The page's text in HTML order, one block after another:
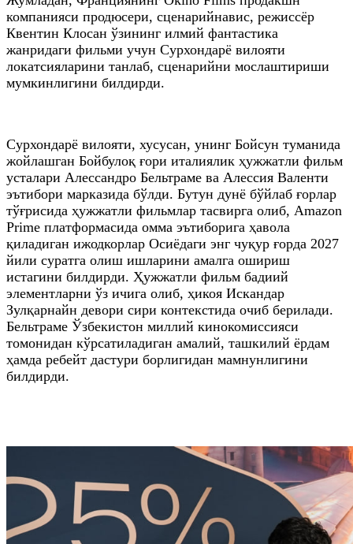
компанияси продюсери, сценарийнавис, режиссёр
Квентин Клосан ўзининг илмий фантастика
жанридаги фильми учун Сурхондарё вилояти
локатсияларини танлаб, сценарийни мослаштириши
мумкинлигини билдирди.
Сурхондарё вилояти, хусусан, унинг Бойсун туманида
жойлашган Бойбулоқ ғори италиялик ҳужжатли фильм
усталари Алессандро Бельтраме ва Алессия Валенти
эътибори марказида бўлди. Бутун дунё бўйлаб ғорлар
тўғрисида ҳужжатли фильмлар тасвирга олиб, Amazon
Prime платформасида омма эътиборига ҳавола
қиладиган ижодкорлар Осиёдаги энг чуқур ғорда 2027
йили суратга олиш ишларини амалга ошириш
истагини билдирди. Ҳужжатли фильм бадиий
элементларни ўз ичига олиб, ҳикоя Искандар
Зулқарнайн девори сири контекстида очиб берилади.
Бельтраме Ўзбекистон миллий кинокомиссияси
томонидан кўрсатиладиган амалий, ташкилий ёрдам
ҳамда ребейт дастури борлигидан мамнунлигини
билдирди.